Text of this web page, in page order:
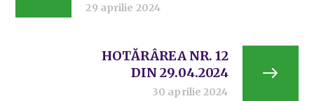
29 aprilie 2024
HOTĂRÂREA NR. 12
DIN 29.04.2024
30 aprilie 2024